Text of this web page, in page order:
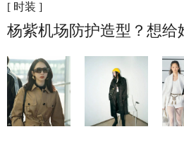
[ 时装 ]
杨紫机场防护造型？想